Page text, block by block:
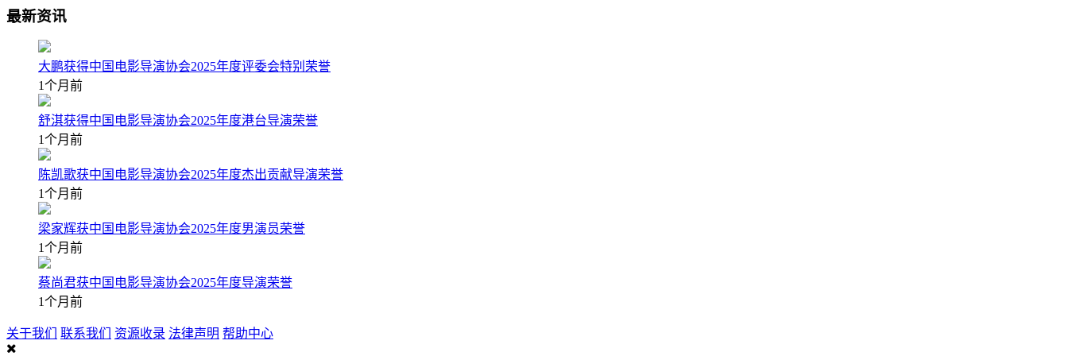
最新资讯
大鹏获得中国电影导演协会2025年度评委会特别荣誉
1个月前
舒淇获得中国电影导演协会2025年度港台导演荣誉
1个月前
陈凯歌获中国电影导演协会2025年度杰出贡献导演荣誉
1个月前
梁家辉获中国电影导演协会2025年度男演员荣誉
1个月前
蔡尚君获中国电影导演协会2025年度导演荣誉
1个月前
关于我们 联系我们 资源收录 法律声明 帮助中心